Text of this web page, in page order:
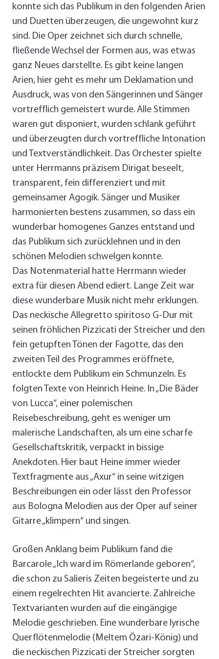
konnte sich das Publikum in den folgenden Arien
und Duetten überzeugen, die ungewohnt kurz
sind. Die Oper zeichnet sich durch schnelle,
fließende Wechsel der Formen aus, was etwas
ganz Neues darstellte. Es gibt keine langen
Arien, hier geht es mehr um Deklamation und
Ausdruck, was von den Sängerinnen und Sänger
vortrefflich gemeistert wurde. Alle Stimmen
waren gut disponiert, wurden schlank geführt
und überzeugten durch vortreffliche Intonation
und Textverständlichkeit. Das Orchester spielte
unter Herrmanns präzisem Dirigat beseelt,
transparent, fein differenziert und mit
gemeinsamer Agogik. Sänger und Musiker
harmonierten bestens zusammen, so dass ein
wunderbar homogenes Ganzes entstand und
das Publikum sich zurücklehnen und in den
schönen Melodien schwelgen konnte.
Das Notenmaterial hatte Herrmann wieder
extra für diesen Abend ediert. Lange Zeit war
diese wunderbare Musik nicht mehr erklungen.
Das neckische Allegretto spiritoso G-Dur mit
seinen fröhlichen Pizzicati der Streicher und den
fein getupften Tönen der Fagotte, das den
zweiten Teil des Programmes eröffnete,
entlockte dem Publikum ein Schmunzeln. Es
folgten Texte von Heinrich Heine. In „Die Bäder
von Lucca“, einer polemischen
Reisebeschreibung, geht es weniger um
malerische Landschaften, als um eine scharfe
Gesellschaftskritik, verpackt in bissige
Anekdoten. Hier baut Heine immer wieder
Textfragmente aus „Axur“ in seine witzigen
Beschreibungen ein oder lässt den Professor
aus Bologna Melodien aus der Oper auf seiner
Gitarre „klimpern“ und singen.
Großen Anklang beim Publikum fand die
Barcarole „Ich ward im Römerlande geboren“,
die schon zu Salieris Zeiten begeisterte und zu
einem regelrechten Hit avancierte. Zahlreiche
Textvarianten wurden auf die eingängige
Melodie geschrieben. Eine wunderbare lyrische
Querflötenmelodie (Meltem Özari-König) und
die neckischen Pizzicati der Streicher sorgten